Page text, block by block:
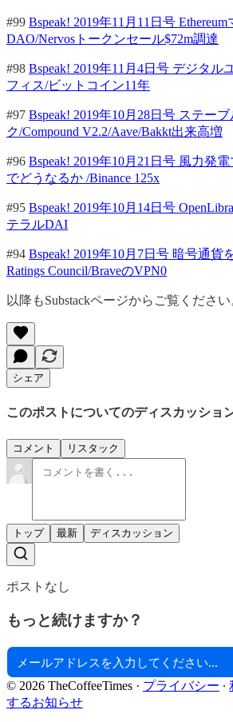
#99 Bspeak! 2019年11月11日号
DAO/Nervosトークンセール$72m調達
#98 Bspeak! 2019年11月4日号 デジタル
フィス/ビットコイン11年
#97 Bspeak! 2019年10月28日号 ステー
ク/Compound V2.2/Aave/Bakkt出来高増
#96 Bspeak! 2019年10月21日号 風力発
でどうなるか /Binance 125x
#95 Bspeak! 2019年10月14日号
テラルDAI
#94 Bspeak! 2019年10月7日号 暗号通貨
Ratings Council/BraveのVPN0
以降もSubstackページからご覧ください
シェア
このポストについてのディスカッショ
コメント リスタック
トップ 最新 ディスカッション
ポストなし
もっと続けますか？
© 2026 TheCoffeeTimes · プライバシー ∙
するお知らせ